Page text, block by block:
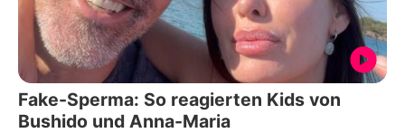
Fake-Sperma: So reagierten Kids von
Bushido und Anna-Maria